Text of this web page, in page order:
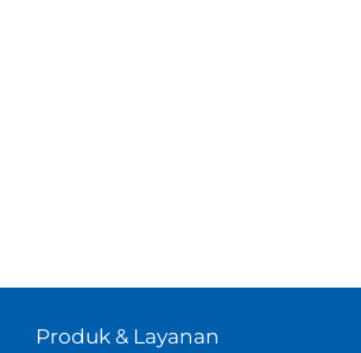
Produk & Layanan